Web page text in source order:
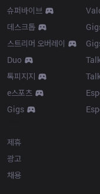
슈퍼바이브
데스크톱
스트리머 오버레이
Duo
톡피지지
e스포츠
Gigs
제휴
광고
채용